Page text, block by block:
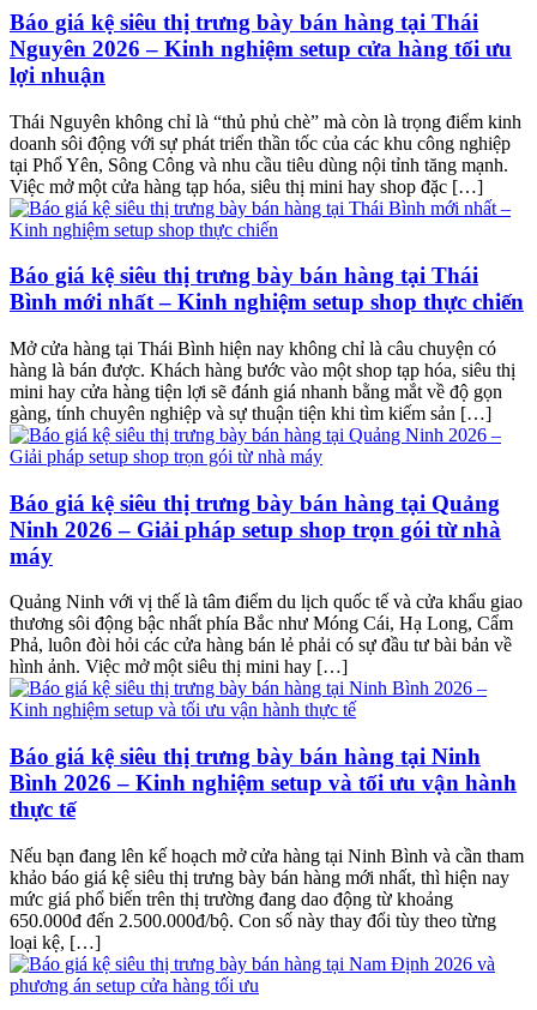
Báo giá kệ siêu thị trưng bày bán hàng tại Thái
Nguyên 2026 – Kinh nghiệm setup cửa hàng tối ưu
lợi nhuận
Thái Nguyên không chỉ là “thủ phủ chè” mà còn là trọng điểm kinh
doanh sôi động với sự phát triển thần tốc của các khu công nghiệp
tại Phổ Yên, Sông Công và nhu cầu tiêu dùng nội tỉnh tăng mạnh.
Việc mở một cửa hàng tạp hóa, siêu thị mini hay shop đặc […]
Báo giá kệ siêu thị trưng bày bán hàng tại Thái
Bình mới nhất – Kinh nghiệm setup shop thực chiến
Mở cửa hàng tại Thái Bình hiện nay không chỉ là câu chuyện có
hàng là bán được. Khách hàng bước vào một shop tạp hóa, siêu thị
mini hay cửa hàng tiện lợi sẽ đánh giá nhanh bằng mắt về độ gọn
gàng, tính chuyên nghiệp và sự thuận tiện khi tìm kiếm sản […]
Báo giá kệ siêu thị trưng bày bán hàng tại Quảng
Ninh 2026 – Giải pháp setup shop trọn gói từ nhà
máy
Quảng Ninh với vị thế là tâm điểm du lịch quốc tế và cửa khẩu giao
thương sôi động bậc nhất phía Bắc như Móng Cái, Hạ Long, Cẩm
Phả, luôn đòi hỏi các cửa hàng bán lẻ phải có sự đầu tư bài bản về
hình ảnh. Việc mở một siêu thị mini hay […]
Báo giá kệ siêu thị trưng bày bán hàng tại Ninh
Bình 2026 – Kinh nghiệm setup và tối ưu vận hành
thực tế
Nếu bạn đang lên kế hoạch mở cửa hàng tại Ninh Bình và cần tham
khảo báo giá kệ siêu thị trưng bày bán hàng mới nhất, thì hiện nay
mức giá phổ biến trên thị trường đang dao động từ khoảng
650.000đ đến 2.500.000đ/bộ. Con số này thay đổi tùy theo từng
loại kệ, […]